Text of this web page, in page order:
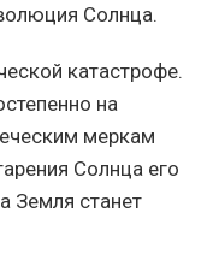
Солнца.
катастрофе.
на
меркам
Солнца его
Земля станет